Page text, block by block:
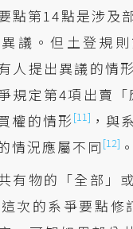
點第14點是涉及
議。但土登規
人提出異議的情
規定第4項出賣
權的情形[11] ，與
情況應屬不同 [12] 。
有物的「全部」
這次的系爭要點